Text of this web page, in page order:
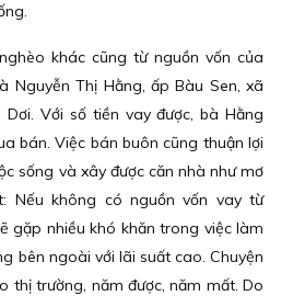
khác cũng từ nguồn vốn của
Nguyễn Thị Hằng, ấp Bàu Sen, xã
Với số tiền vay được, bà Hằng
bán. Việc bán buôn cũng thuận lợi
sống và xây được căn nhà như mơ
Nếu không có nguồn vốn vay từ
gặp nhiều khó khăn trong việc làm
bên ngoài với lãi suất cao. Chuyện
thị trường, năm được, năm mất. Do